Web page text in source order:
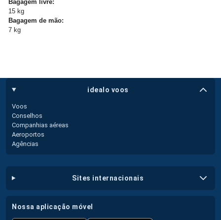
Bagagem livre:
15 kg
Bagagem de mão:
7 kg
idealo voos
Voos
Conselhos
Companhias aéreas
Aeroportos
Agências
sites internacionais
nossa aplicação móvel